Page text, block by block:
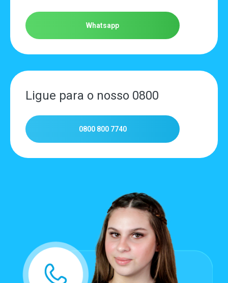
Whatsapp
Ligue para o nosso 0800
0800 800 7740